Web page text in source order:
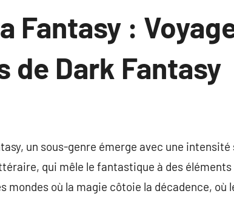
Fantasy :
de Dark Fantasy
un sous-genre émerge avec une
qui mêle le fantastique à des éléments
mondes où la magie côtoie la décadence, où